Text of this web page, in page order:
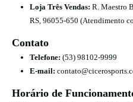
Loja Três Vendas: R. Maestro
RS, 96055-650 (Atendimento
Contato
Telefone: (53) 98102-9999
E-mail:
Horário de